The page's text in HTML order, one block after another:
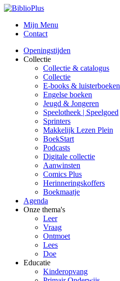
Mijn Menu
Contact
Openingstijden
Collectie
Collectie & catalogus
Collectie
E-books & luisterboeken
Engelse boeken
Jeugd & Jongeren
Speelotheek | Speelgoed
Sprinters
Makkelijk Lezen Plein
BoekStart
Podcasts
Digitale collectie
Aanwinsten
Comics Plus
Herinneringskoffers
Boekmaatje
Agenda
Onze thema's
Leer
Vraag
Ontmoet
Lees
Doe
Educatie
Kinderopvang